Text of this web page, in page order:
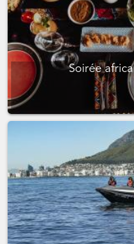
Soirée